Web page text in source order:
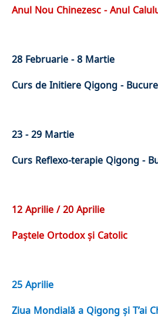
Anul Nou Chinezesc - Anul
28 Februarie - 8 Martie
Curs de Initiere Qigong -
23 - 29 Martie
Curs Reflexo-terapie Qigong -
12 Aprilie / 20 Aprilie
Paștele Ortodox și Catolic
25 Aprilie
Ziua Mondială a Qigong și T’ai